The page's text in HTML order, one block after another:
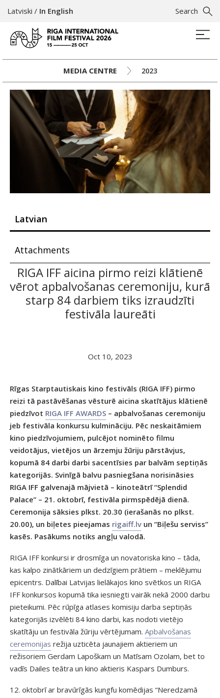
Search
Latviski / In English
MEDIA CENTRE 2023
Latvian
Attachments
RIGA IFF aicina pirmo reizi klātienē
vērot apbalvošanas ceremoniju, kurā
starp 84 darbiem tiks izraudzīti
festivāla laureāti
Oct 10, 2023
Rīgas Starptautiskais kino festivāls (RIGA IFF) pirmo
reizi tā pastāvēšanas vēsturē aicina skatītājus klātienē
piedzīvot RIGA IFF AWARDS – apbalvošanas ceremoniju
jeb festivāla konkursu kulmināciju. Pēc neskaitāmiem
kino piedzīvojumiem, pulcējot nominēto filmu
veidotājus, vietējos un ārzemju žūriju pārstāvjus,
kopumā 84 darbi darbi sacentīsies par balvām septiņās
kategorijās. Svinīgā balvu pasniegšana norisināsies
RIGA IFF galvenajā mājvietā – kinoteātrī “Splendid
Palace” – 21. oktobrī, festivāla pirmspēdējā dienā.
Ceremonija sāksies plkst. 20.30 (ierašanās no plkst.
20.00), un biļetes pieejamas rigaiff.lv un “Biļešu serviss”
kasēs. Pasākums notiks angļu valodā.
RIGA IFF konkursi ir drosmīga un novatoriska kino – tāda,
kas kalpo zinātkāriem un dedzīgiem prātiem – meklējumu
epicentrs. Dalībai Latvijas lielākajos kino svētkos un RIGA
IFF konkursos kopumā tika iesniegti vairāk nekā 2000 darbu
pieteikumi. Pēc rūpīga atlases komisiju darba septiņās
kategorijās izvēlēti 84 kino darbi, kas nodoti vietējo
skatītāju un festivāla žūriju vērtējumam. Apbalvošanas
ceremonijas režija uzticēta jaunajiem aktieriem un
režisoriem Gerdam Lapoškam un Matīsam Ozolam, bet to
vadīs Dailes teātra un kino aktieris Kaspars Dumburs.
12. oktobrī ar bravūrīgās kungfu komēdijas “Neredzamā